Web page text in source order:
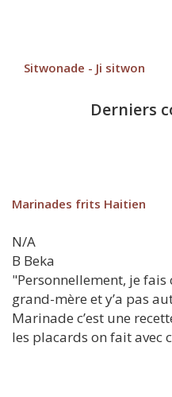
Sitwonade - Ji sitwon
Derniers
Marinades frits Haitien
N/A
B Beka
"Personnellement, je fais
grand-mère et y’a pas
Marinade c’est une
les placards on fait avec